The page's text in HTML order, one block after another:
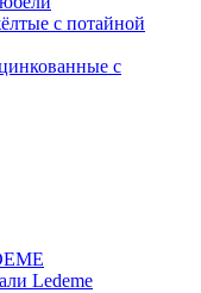
с потайной
с
Ledeme